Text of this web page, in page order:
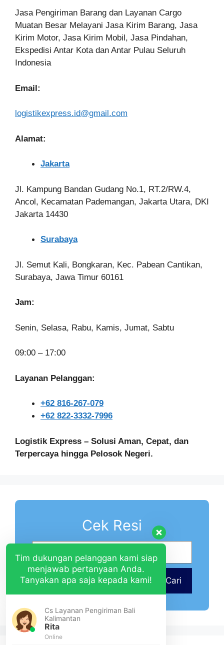
Jasa Pengiriman Barang dan Layanan Cargo
Muatan Besar Melayani Jasa Kirim Barang, Jasa
Kirim Motor, Jasa Kirim Mobil, Jasa Pindahan,
Ekspedisi Antar Kota dan Antar Pulau Seluruh
Indonesia
Email:
logistikexpress.id@gmail.com
Alamat:
Jakarta
Jl. Kampung Bandan Gudang No.1, RT.2/RW.4,
Ancol, Kecamatan Pademangan, Jakarta Utara, DKI
Jakarta 14430
Surabaya
Jl. Semut Kali, Bongkaran, Kec. Pabean Cantikan,
Surabaya, Jawa Timur 60161
Jam:
Senin, Selasa, Rabu, Kamis, Jumat, Sabtu
09:00 – 17:00
Layanan Pelanggan:
+62 816-267-079
+62 822-3332-7996
Logistik Express – Solusi Aman, Cepat, dan
Terpercaya hingga Pelosok Negeri.
Cek Resi
Cari
Tim dukungan pelanggan kami siap
menjawab pertanyaan Anda.
Tanyakan apa saja kepada kami!
Cs Layanan Pengiriman Bali
Kalimantan
Rita
Online